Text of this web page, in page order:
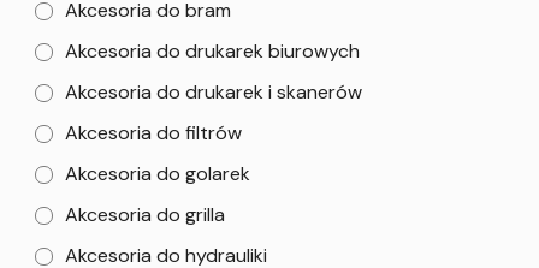
Akcesoria do bram
Akcesoria do drukarek biurowych
Akcesoria do drukarek i skanerów
Akcesoria do filtrów
Akcesoria do golarek
Akcesoria do grilla
Akcesoria do hydrauliki